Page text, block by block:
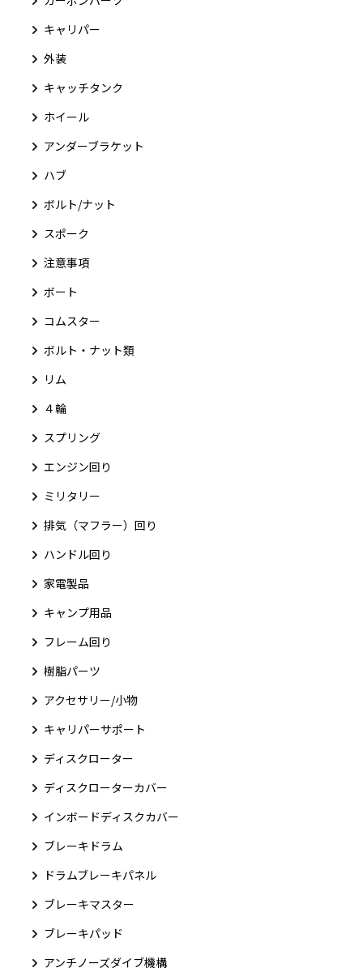
キャリパー
外装
キャッチタンク
ホイール
アンダーブラケット
ハブ
ボルト/ナット
スポーク
注意事項
ボート
コムスター
ボルト・ナット類
リム
４輪
スプリング
エンジン回り
ミリタリー
排気（マフラー）回り
ハンドル回り
家電製品
キャンプ用品
フレーム回り
樹脂パーツ
アクセサリー/小物
キャリパーサポート
ディスクローター
ディスクローターカバー
インボードディスクカバー
ブレーキドラム
ドラムブレーキパネル
ブレーキマスター
ブレーキパッド
アンチノーズダイブ機構